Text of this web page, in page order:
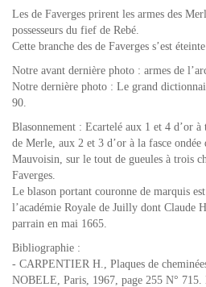
Les de Faverges prirent les armes des
possesseurs du fief de Rebé.
Cette branche des de Faverges s’est
Notre avant dernière photo : armes de
Notre dernière photo : Le grand
90.
Blasonnement : Ecartelé aux 1 et 4 d’or
de Merle, aux 2 et 3 d’or à la fasce ondée
Mauvoisin, sur le tout de gueules à trois
Faverges.
Le blason portant couronne de marquis est
l’académie Royale de Juilly dont Claude
parrain en mai 1665.
Bibliographie :
- CARPENTIER H., Plaques de
NOBELE, Paris, 1967, page 255 N° 715.